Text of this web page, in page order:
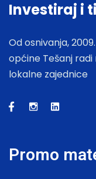
Investiraj i
Od osnivanja,
općine Tešanj
lokalne zajednice
Promo